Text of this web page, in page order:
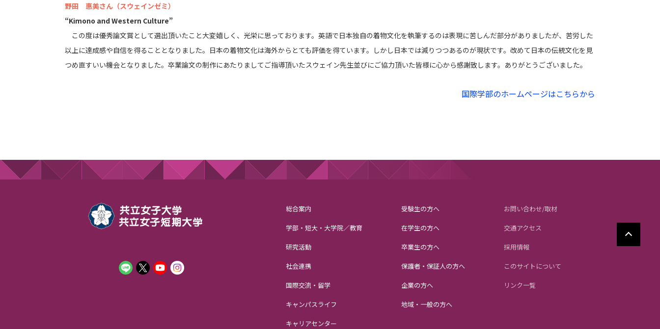
野田 惠美さん（スウェインゼミ）
“Kimono and Western Culture”
この度は優秀論文賞として選出頂いたこと大変嬉しく、光栄に思っております。英語で日本独自の着物文化を執筆するのは表現に苦しんだ部分がありましたが、苦労した
以上に達成感や自信を得ることとなりました。日本の着物文化は海外からとても評価を得ています。しかし日本では減りつつあるのが現状です。改めて日本の伝統文化を見
つめ直すいい機会となりました。卒業論文の制作にあたりましてご指導頂いたスウェイン先生並びにご協力頂いた皆様に心から感謝致します。ありがとうございました。
国際学部のホームページはこちらから
総合案内
学部・短大・大学院／教育
研究活動
社会連携
国際交流・留学
キャンパスライフ
キャリアセンター
受験生の方へ
在学生の方へ
卒業生の方へ
保護者・保証人の方へ
企業の方へ
地域・一般の方へ
お問い合わせ/取材
交通アクセス
採用情報
このサイトについて
リンク一覧